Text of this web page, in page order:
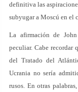
definitiva las
subyugar a Moscú en el
La afirmación de
peculiar. Cabe recordar
del Tratado del
Ucrania no sería
rusos. En otras